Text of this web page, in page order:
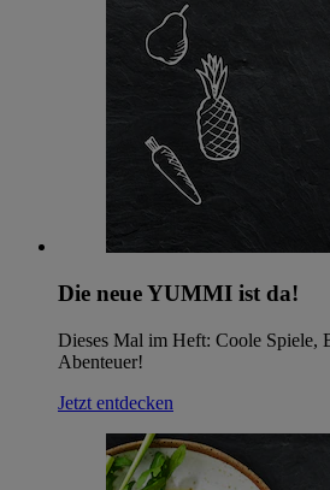
Die neue YUMMI ist da!
Dieses Mal im Heft: Coole Spiele,
Abenteuer!
Jetzt entdecken